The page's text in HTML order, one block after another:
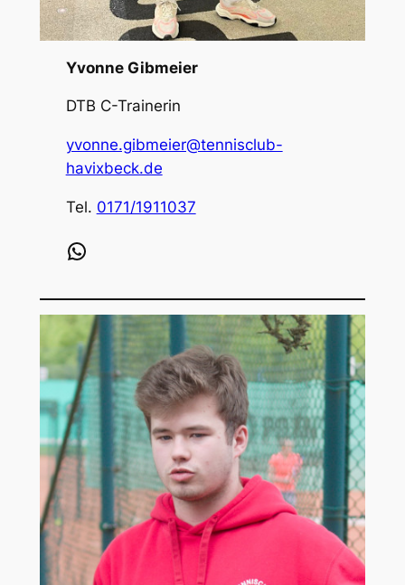
Yvonne Gibmeier
DTB C-Trainerin
yvonne.gibmeier@tennisclub-
havixbeck.de
Tel. 0171/1911037
WhatsApp